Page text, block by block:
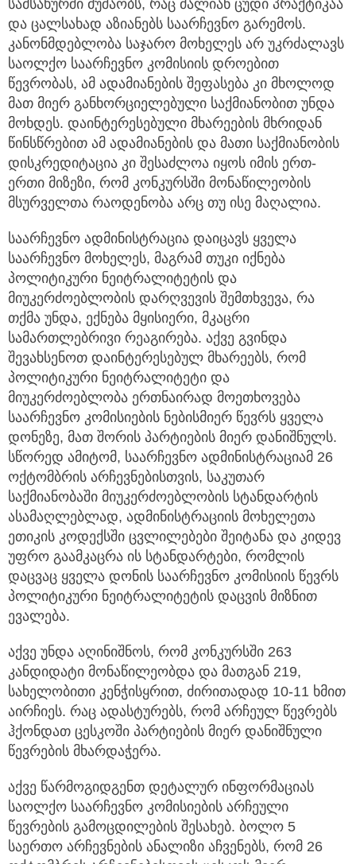
სამსახურში მუშაობს, რაც ძალიან ცუდი პრაქტიკაა
და ცალსახად აზიანებს საარჩევნო გარემოს.
კანონმდებლობა საჯარო მოხელეს არ უკრძალავს
საოლქო საარჩევნო კომისიის დროებით
წევრობას, ამ ადამიანების შეფასება კი მხოლოდ
მათ მიერ განხორციელებული საქმიანობით უნდა
მოხდეს. დაინტერესებული მხარეების მხრიდან
წინსწრებით ამ ადამიანების და მათი საქმიანობის
დისკრედიტაცია კი შესაძლოა იყოს იმის ერთ-
ერთი მიზეზი, რომ კონკურსში მონაწილეობის
მსურველთა რაოდენობა არც თუ ისე მაღალია.
საარჩევნო ადმინისტრაცია დაიცავს ყველა
საარჩევნო მოხელეს, მაგრამ თუკი იქნება
პოლიტიკური ნეიტრალიტეტის და
მიუკერძოებლობის დარღვევის შემთხვევა, რა
თქმა უნდა, ექნება მყისიერი, მკაცრი
სამართლებრივი რეაგირება. აქვე გვინდა
შევახსენოთ დაინტერესებულ მხარეებს, რომ
პოლიტიკური ნეიტრალიტეტი და
მიუკერძოებლობა ერთნაირად მოეთხოვება
საარჩევნო კომისიების ნებისმიერ წევრს ყველა
დონეზე, მათ შორის პარტიების მიერ დანიშნულს.
სწორედ ამიტომ, საარჩევნო ადმინისტრაციამ 26
ოქტომბრის არჩევნებისთვის, საკუთარ
საქმიანობაში მიუკერძოებლობის სტანდარტის
ასამაღლებლად, ადმინისტრაციის მოხელეთა
ეთიკის კოდექსში ცვლილებები შეიტანა და კიდევ
უფრო გაამკაცრა ის სტანდარტები, რომლის
დაცვაც ყველა დონის საარჩევნო კომისიის წევრს
პოლიტიკური ნეიტრალიტეტის დაცვის მიზნით
ევალება.
აქვე უნდა აღინიშნოს, რომ კონკურსში 263
კანდიდატი მონაწილეობდა და მათგან 219,
სახელობითი კენჭისყრით, ძირითადად 10-11 ხმით
აირჩიეს. რაც ადასტურებს, რომ არჩეულ წევრებს
ჰქონდათ ცესკოში პარტიების მიერ დანიშნული
წევრების მხარდაჭერა.
აქვე წარმოგიდგენთ დეტალურ ინფორმაციას
საოლქო საარჩევნო კომისიების არჩეული
წევრების გამოცდილების შესახებ. ბოლო 5
საერთო არჩევნების ანალიზი აჩვენებს, რომ 26